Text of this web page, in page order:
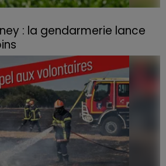
: la gendarmerie lance
avant de se propager au
détruit deux habitations et
d'une centaine de personnes.